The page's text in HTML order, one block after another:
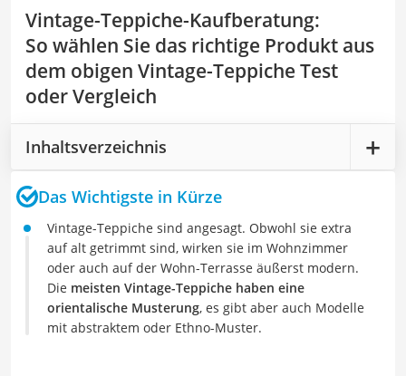
Vintage-Teppiche-Kaufberatung:
So wählen Sie das richtige Produkt aus
dem obigen Vintage-Teppiche Test
oder Vergleich
Inhaltsverzeichnis
Das Wichtigste in Kürze
Vintage-Teppiche sind angesagt. Obwohl sie extra
auf alt getrimmt sind, wirken sie im Wohnzimmer
oder auch auf der Wohn-Terrasse äußerst modern.
Die meisten Vintage-Teppiche haben eine
orientalische Musterung, es gibt aber auch Modelle
mit abstraktem oder Ethno-Muster.